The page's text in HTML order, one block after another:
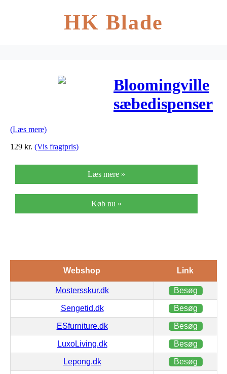
HK Blade
Bloomingville
sæbedispenser
(Læs mere)
129 kr. (Vis fragtpris)
Læs mere »
Køb nu »
Webshop Link
Mostersskur.dk Besøg
Sengetid.dk Besøg
ESfurniture.dk Besøg
LuxoLiving.dk Besøg
Lepong.dk Besøg